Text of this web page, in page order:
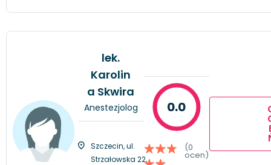
lek.
Karolin
a Skwira
Anestezjolog
Szczecin, ul.
Strzałowska 22,
0.0
(0
ocen)